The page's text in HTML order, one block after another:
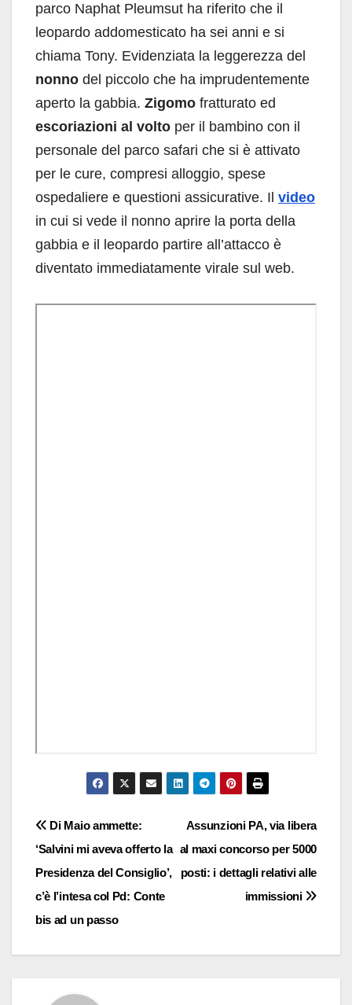
parco Naphat Pleumsut ha riferito che il
leopardo addomesticato ha sei anni e si
chiama Tony. Evidenziata la leggerezza del
nonno del piccolo che ha imprudentemente
aperto la gabbia. Zigomo fratturato ed
escoriazioni al volto per il bambino con il
personale del parco safari che si è attivato
per le cure, compresi alloggio, spese
ospedaliere e questioni assicurative. Il video
in cui si vede il nonno aprire la porta della
gabbia e il leopardo partire all’attacco è
diventato immediatamente virale sul web.
Navigazione
articoli
Assunzioni PA, via libera
al maxi concorso per 5000
posti: i dettagli relativi alle
immissioni
Di Maio ammette:
‘Salvini mi aveva offerto la
Presidenza del Consiglio’,
c’è l’intesa col Pd: Conte
bis ad un passo